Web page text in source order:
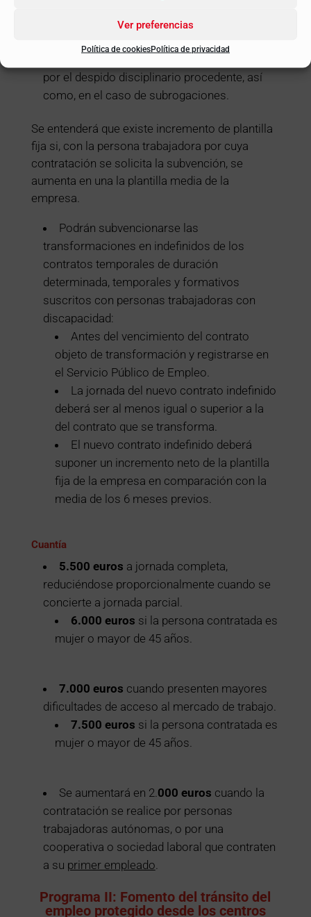
Ver preferencias
Política de cookiesPolítica de privacidad
parcial, de la jubilación, de la baja por
por el despido disciplinario procedente, así
como, en el caso de subrogaciones.
Se entenderá que existe incremento de plantilla
fija si, con la persona trabajadora por cuya
contratación se solicita la subvención, se
aumenta en una la plantilla media de la
empresa.
Podrán subvencionarse las
transformaciones en indefinidos de los
contratos temporales de duración
determinada, temporales y formativos
suscritos con personas trabajadoras con
discapacidad:
Antes del vencimiento del contrato
objeto de transformación y registrarse en
el Servicio Público de Empleo.
La jornada del nuevo contrato indefinido
deberá ser al menos igual o superior a la
del contrato que se transforma.
El nuevo contrato indefinido deberá
suponer un incremento neto de la plantilla
fija de la empresa en comparación con la
media de los 6 meses previos.
Cuantía
5.500 euros a jornada completa,
reduciéndose proporcionalmente cuando se
concierte a jornada parcial.
6.000 euros si la persona contratada es
mujer o mayor de 45 años.
7.000 euros cuando presenten mayores
dificultades de acceso al mercado de trabajo.
7.500 euros si la persona contratada es
mujer o mayor de 45 años.
Se aumentará en 2. 000 euros cuando la
contratación se realice por personas
trabajadoras autónomas, o por una
cooperativa o sociedad laboral que contraten
a su primer empleado
Programa II: Fomento del tránsito del
empleo protegido desde los centros